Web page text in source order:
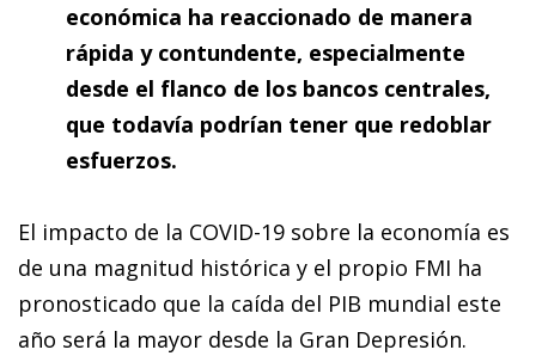
económica ha reaccionado de manera
rápida y contundente, especialmente
desde el flanco de los bancos centrales,
que todavía podrían tener que redoblar
esfuerzos.
El impacto de la COVID-19 sobre la economía es
de una magnitud histórica y el propio FMI ha
pronosticado que la caída del PIB mundial este
año será la mayor desde la Gran Depresión.